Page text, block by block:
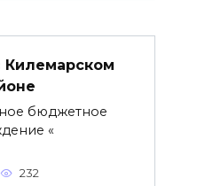
Килемарском
бюджетное
«
232